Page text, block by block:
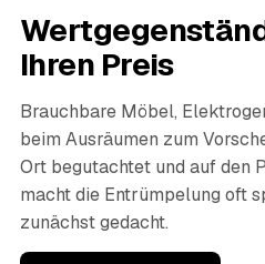
Ihren Preis
Brauchbare Möbel,
beim Ausräumen zum
Ort begutachtet und auf den
macht die Entrümpelung oft
zunächst gedacht.